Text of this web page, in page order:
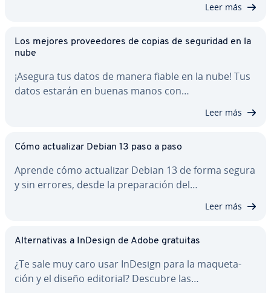
Leer más
Los mejores pro­vee­do­res de copias de seguridad en la
nube
¡Asegura tus datos de manera fiable en la nube! Tus
datos estarán en buenas manos con…
Leer más
Cómo ac­tua­li­zar Debian 13 paso a paso
Aprende cómo ac­tua­li­zar Debian 13 de forma segura
y sin errores, desde la pre­pa­ra­ción del…
Leer más
Al­te­r­na­ti­vas a InDesign de Adobe gratuitas
¿Te sale muy caro usar InDesign para la ma­que­ta­
ción y el diseño editorial? Descubre las…